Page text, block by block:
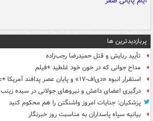
پربازدیدترین ها
تأیید ربایش و قتل حمیدرضا رجب‌زاده
مداح جوانی که در خون خود غلطید +فیلم
استقرار انبوه «دی‌اف‑۱۷» و پایان عصر پدافند آمریکا +عکس
درگیری اعضای داعش و نیروهای جولانی در سیده زینب
پزشکیان: جنایات امروز واشنگتن را هم محکوم کنید
بیانیه سپاه پاسداران به مناسبت روز خبرنگار